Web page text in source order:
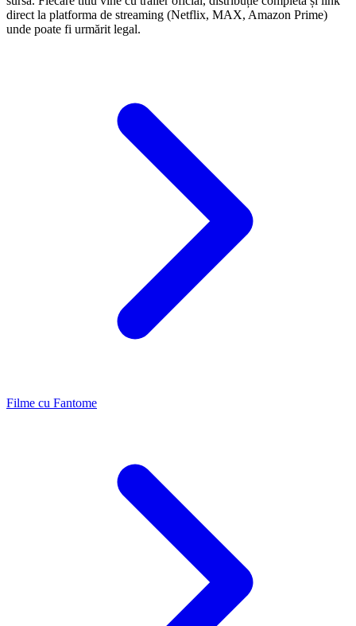
direct la platforma de streaming (Netflix, MAX, Amazon Prime)
unde poate fi urmărit legal.
Filme cu Fantome